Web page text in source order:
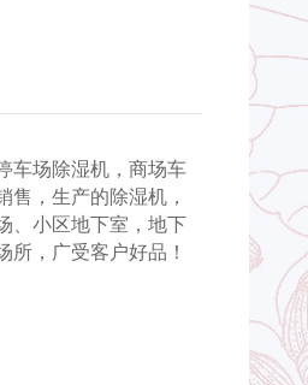
车场除湿机，商场车
售，生产的除湿机，
、小区地下室，地下
所，广受客户好品！